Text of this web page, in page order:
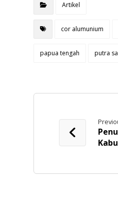
Artikel
cor alumunium
papua tengah putra